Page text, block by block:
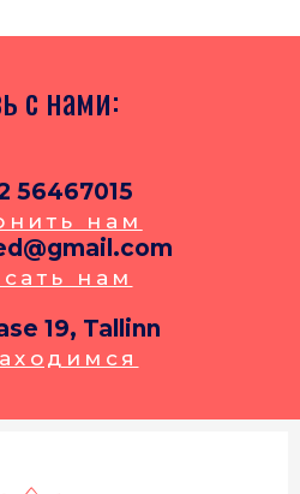
с нами:
56467015
нам
нам
19, Tallinn